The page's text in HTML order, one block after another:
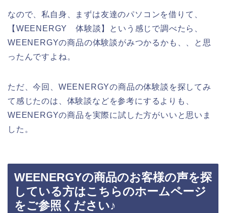
なので、私自身、まずは友達のパソコンを借りて、
【WEENERGY 体験談】という感じで調べたら、
WEENERGYの商品の体験談がみつかるかも、、と思
ったんですよね。
ただ、今回、WEENERGYの商品の体験談を探してみ
て感じたのは、体験談などを参考にするよりも、
WEENERGYの商品を実際に試した方がいいと思いま
した。
WEENERGYの商品のお客様の声を探
している方はこちらのホームページ
をご参照ください♪